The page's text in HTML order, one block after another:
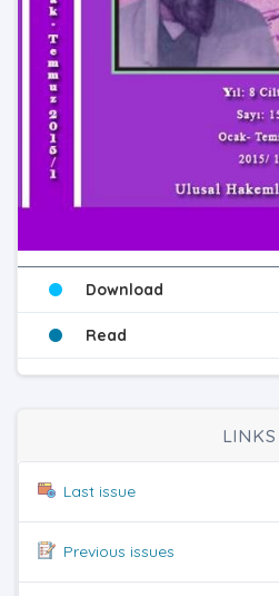
Download
Read
LINKS
Last issue
Previous issues